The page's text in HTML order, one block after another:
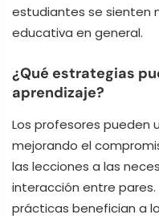
estudiantes se sienten
educativa en general.
¿Qué estrategias
aprendizaje?
Los profesores pueden
mejorando el
las lecciones a las
interacción entre pares.
prácticas benefician a